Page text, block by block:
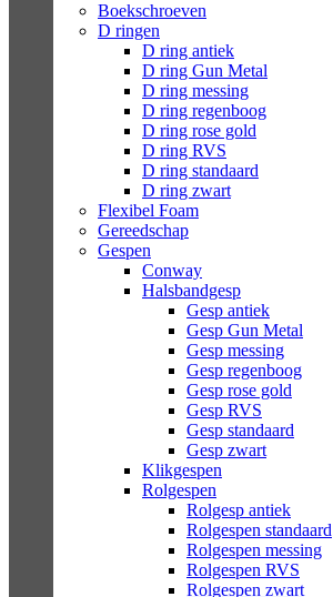
Boekschroeven
D ringen
D ring antiek
D ring Gun Metal
D ring messing
D ring regenboog
D ring rose gold
D ring RVS
D ring standaard
D ring zwart
Flexibel Foam
Gereedschap
Gespen
Conway
Halsbandgesp
Gesp antiek
Gesp Gun Metal
Gesp messing
Gesp regenboog
Gesp rose gold
Gesp RVS
Gesp standaard
Gesp zwart
Klikgespen
Rolgespen
Rolgesp antiek
Rolgespen standaard
Rolgespen messing
Rolgespen RVS
Rolgespen zwart